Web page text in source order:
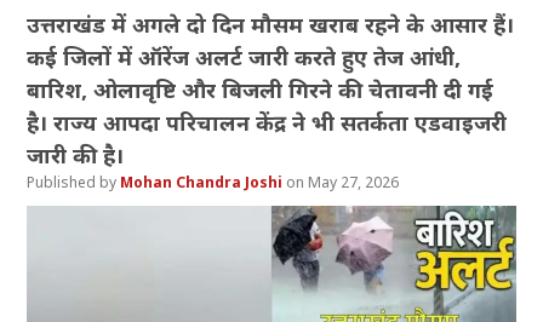
उत्तराखंड में अगले दो दिन मौसम खराब रहने के आसार हैं।
कई जिलों में ऑरेंज अलर्ट जारी करते हुए तेज आंधी,
बारिश, ओलावृष्टि और बिजली गिरने की चेतावनी दी गई
है। राज्य आपदा परिचालन केंद्र ने भी सतर्कता एडवाइजरी
जारी की है।
Mohan Chandra Joshi May 27, 2026